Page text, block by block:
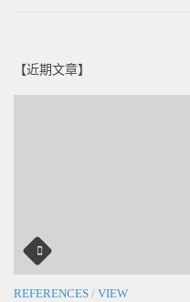
【近期文章】
REFERENCES / VIEW